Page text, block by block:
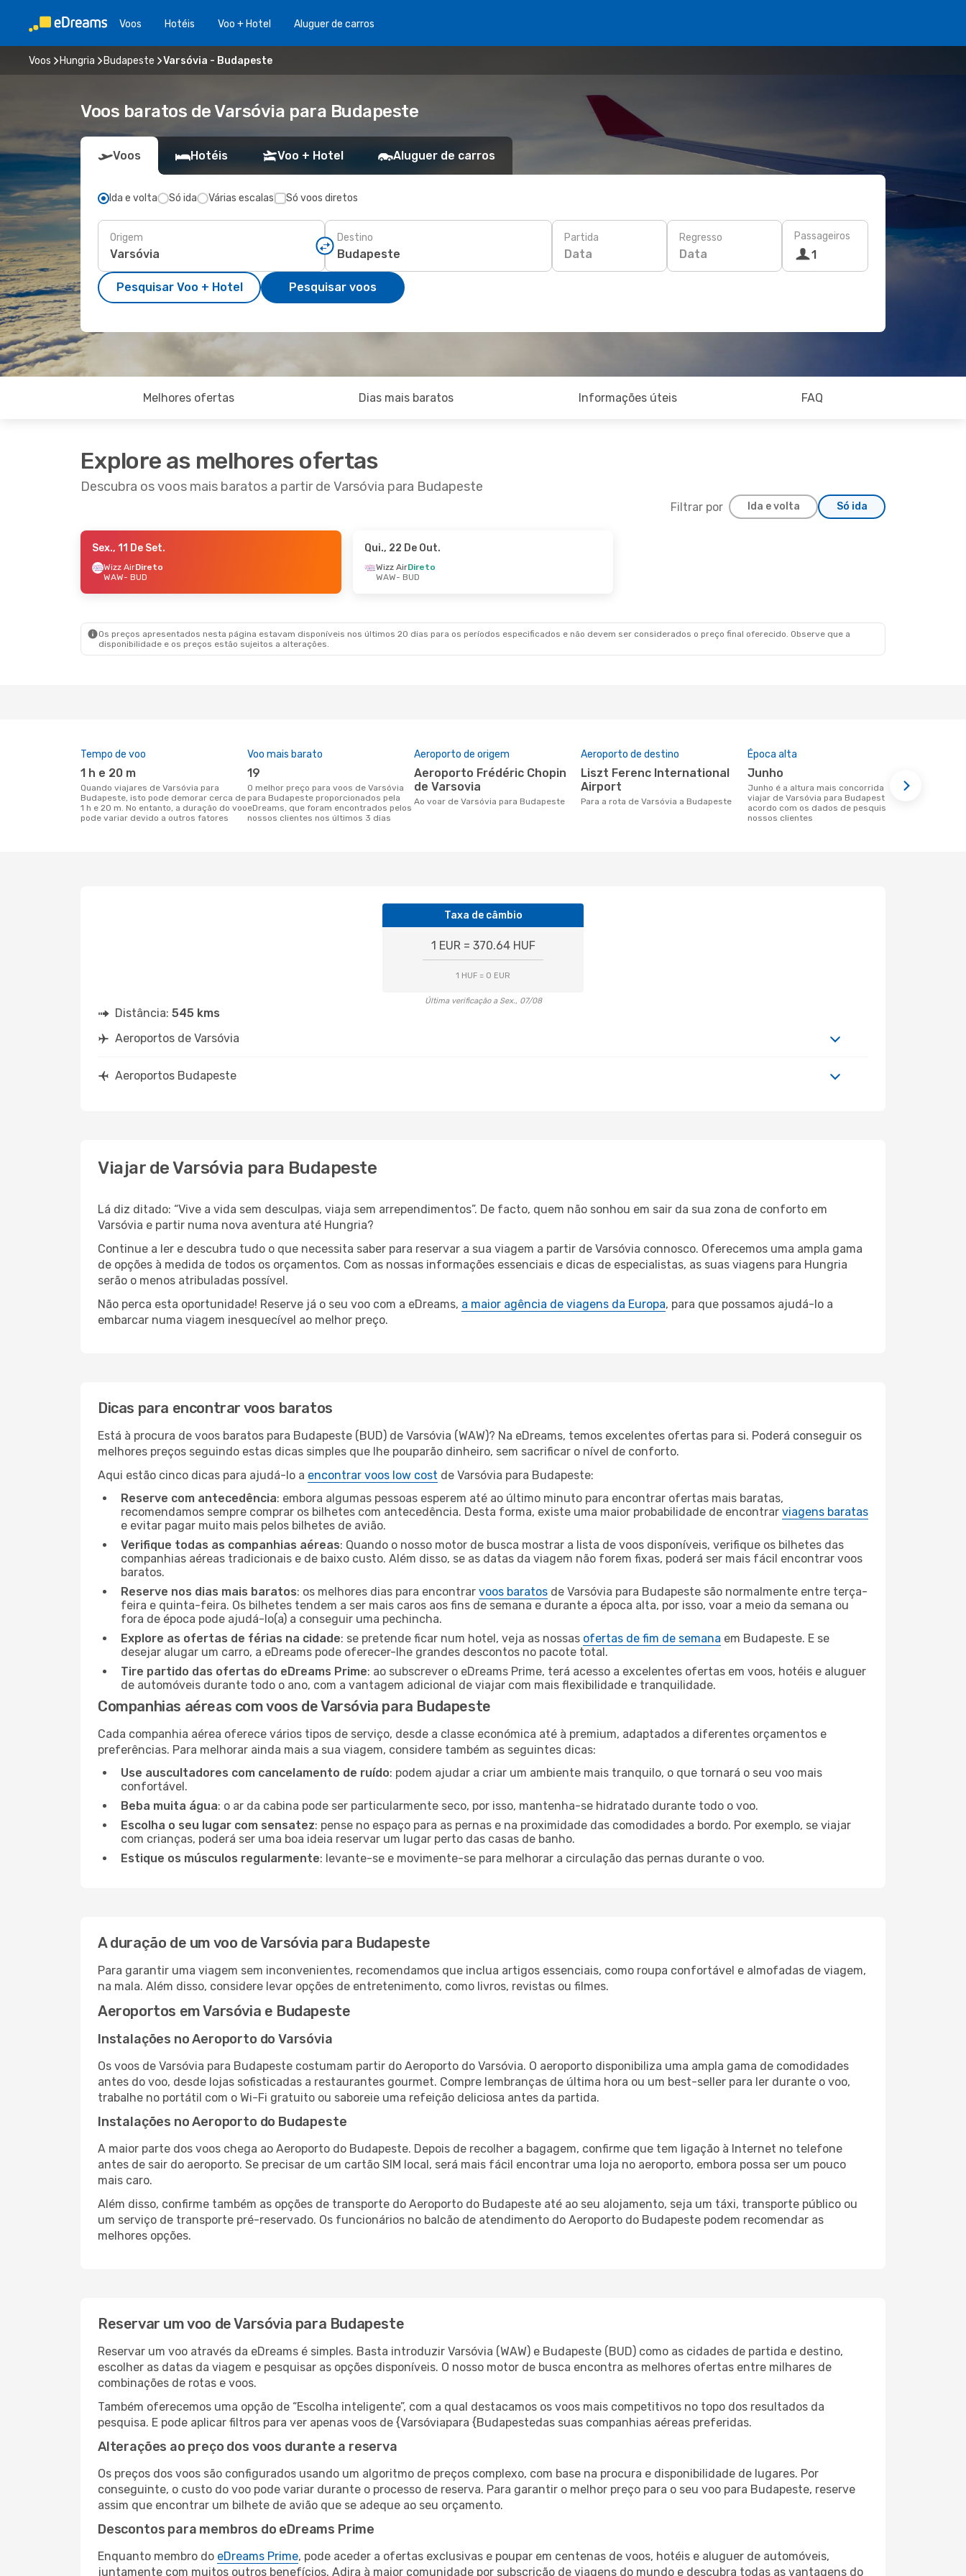
Voos Hotéis Voo + Hotel Aluguer de carros
Voos Hungria Budapeste Varsóvia - Budapeste
Voos baratos de Varsóvia para Budapeste
Voos Hotéis Voo + Hotel Aluguer de carros
Ida e volta Só ida Várias escalas Só voos diretos
Origem Destino Partida
Data
Regresso
Data
Passageiros
1
Pesquisar Voo + Hotel Pesquisar voos
Melhores ofertas Dias mais baratos Informações úteis FAQ
Explore as melhores ofertas
Descubra os voos mais baratos a partir de Varsóvia para Budapeste
Filtrar por Ida e volta Só ida
- Qua., 30 De Set.
Sex., 11 De Set.
Wizz AirDireto
WAW- BUD
Qui., 22 De Out.
Wizz AirDireto
WAW- BUD
Os preços apresentados nesta página estavam disponíveis nos últimos 20 dias para os períodos especificados e não devem ser considerados o preço final oferecido. Observe que a
disponibilidade e os preços estão sujeitos a alterações.
Tempo de voo
1 h e 20 m
Quando viajares de Varsóvia para
Budapeste, isto pode demorar cerca de
1 h e 20 m. No entanto, a duração do voo
pode variar devido a outros fatores
Voo mais barato
19
O melhor preço para voos de Varsóvia
para Budapeste proporcionados pela
eDreams, que foram encontrados pelos
nossos clientes nos últimos 3 dias
Aeroporto de origem
Aeroporto Frédéric Chopin
de Varsovia
Ao voar de Varsóvia para Budapeste
Aeroporto de destino
Liszt Ferenc International
Airport
Para a rota de Varsóvia a Budapeste
Época alta
junho
junho é a altura mais concorrida para
viajar de Varsóvia para Budapeste de
acordo com os dados de pesquisa dos
nossos clientes
Taxa de câmbio
1 EUR = 370.64 HUF
1 HUF = 0 EUR
Última verificação a Sex., 07/08
Distância: 545 kms
Aeroportos de Varsóvia
Aeroportos Budapeste
Viajar de Varsóvia para Budapeste
Lá diz ditado: “Vive a vida sem desculpas, viaja sem arrependimentos”. De facto, quem não sonhou em sair da sua zona de conforto em
Varsóvia e partir numa nova aventura até Hungria?
Continue a ler e descubra tudo o que necessita saber para reservar a sua viagem a partir de Varsóvia connosco. Oferecemos uma ampla gama
de opções à medida de todos os orçamentos. Com as nossas informações essenciais e dicas de especialistas, as suas viagens para Hungria
serão o menos atribuladas possível.
Não perca esta oportunidade! Reserve já o seu voo com a eDreams, a maior agência de viagens da Europa, para que possamos ajudá-lo a
embarcar numa viagem inesquecível ao melhor preço.
Dicas para encontrar voos baratos
Está à procura de voos baratos para Budapeste (BUD) de Varsóvia (WAW)? Na eDreams, temos excelentes ofertas para si. Poderá conseguir os
melhores preços seguindo estas dicas simples que lhe pouparão dinheiro, sem sacrificar o nível de conforto.
Aqui estão cinco dicas para ajudá-lo a encontrar voos low cost de Varsóvia para Budapeste:
Reserve com antecedência: embora algumas pessoas esperem até ao último minuto para encontrar ofertas mais baratas,
recomendamos sempre comprar os bilhetes com antecedência. Desta forma, existe uma maior probabilidade de encontrar viagens baratas
e evitar pagar muito mais pelos bilhetes de avião.
Verifique todas as companhias aéreas: Quando o nosso motor de busca mostrar a lista de voos disponíveis, verifique os bilhetes das
companhias aéreas tradicionais e de baixo custo. Além disso, se as datas da viagem não forem fixas, poderá ser mais fácil encontrar voos
baratos.
Reserve nos dias mais baratos: os melhores dias para encontrar voos baratos de Varsóvia para Budapeste são normalmente entre terça-
feira e quinta-feira. Os bilhetes tendem a ser mais caros aos fins de semana e durante a época alta, por isso, voar a meio da semana ou
fora de época pode ajudá-lo(a) a conseguir uma pechincha.
Explore as ofertas de férias na cidade: se pretende ficar num hotel, veja as nossas ofertas de fim de semana em Budapeste. E se
desejar alugar um carro, a eDreams pode oferecer-lhe grandes descontos no pacote total.
Tire partido das ofertas do eDreams Prime: ao subscrever o eDreams Prime, terá acesso a excelentes ofertas em voos, hotéis e aluguer
de automóveis durante todo o ano, com a vantagem adicional de viajar com mais flexibilidade e tranquilidade.
Companhias aéreas com voos de Varsóvia para Budapeste
Cada companhia aérea oferece vários tipos de serviço, desde a classe económica até à premium, adaptados a diferentes orçamentos e
preferências. Para melhorar ainda mais a sua viagem, considere também as seguintes dicas:
Use auscultadores com cancelamento de ruído: podem ajudar a criar um ambiente mais tranquilo, o que tornará o seu voo mais
confortável.
Beba muita água: o ar da cabina pode ser particularmente seco, por isso, mantenha-se hidratado durante todo o voo.
Escolha o seu lugar com sensatez: pense no espaço para as pernas e na proximidade das comodidades a bordo. Por exemplo, se viajar
com crianças, poderá ser uma boa ideia reservar um lugar perto das casas de banho.
Estique os músculos regularmente: levante-se e movimente-se para melhorar a circulação das pernas durante o voo.
A duração de um voo de Varsóvia para Budapeste
Para garantir uma viagem sem inconvenientes, recomendamos que inclua artigos essenciais, como roupa confortável e almofadas de viagem,
na mala. Além disso, considere levar opções de entretenimento, como livros, revistas ou filmes.
Aeroportos em Varsóvia e Budapeste
Instalações no Aeroporto do Varsóvia
Os voos de Varsóvia para Budapeste costumam partir do Aeroporto do Varsóvia. O aeroporto disponibiliza uma ampla gama de comodidades
antes do voo, desde lojas sofisticadas a restaurantes gourmet. Compre lembranças de última hora ou um best-seller para ler durante o voo,
trabalhe no portátil com o Wi-Fi gratuito ou saboreie uma refeição deliciosa antes da partida.
Instalações no Aeroporto do Budapeste
A maior parte dos voos chega ao Aeroporto do Budapeste. Depois de recolher a bagagem, confirme que tem ligação à Internet no telefone
antes de sair do aeroporto. Se precisar de um cartão SIM local, será mais fácil encontrar uma loja no aeroporto, embora possa ser um pouco
mais caro.
Além disso, confirme também as opções de transporte do Aeroporto do Budapeste até ao seu alojamento, seja um táxi, transporte público ou
um serviço de transporte pré-reservado. Os funcionários no balcão de atendimento do Aeroporto do Budapeste podem recomendar as
melhores opções.
Reservar um voo de Varsóvia para Budapeste
Reservar um voo através da eDreams é simples. Basta introduzir Varsóvia (WAW) e Budapeste (BUD) como as cidades de partida e destino,
escolher as datas da viagem e pesquisar as opções disponíveis. O nosso motor de busca encontra as melhores ofertas entre milhares de
combinações de rotas e voos.
Também oferecemos uma opção de “Escolha inteligente”, com a qual destacamos os voos mais competitivos no topo dos resultados da
pesquisa. E pode aplicar filtros para ver apenas voos de {Varsóviapara {Budapestedas suas companhias aéreas preferidas.
Alterações ao preço dos voos durante a reserva
Os preços dos voos são configurados usando um algoritmo de preços complexo, com base na procura e disponibilidade de lugares. Por
conseguinte, o custo do voo pode variar durante o processo de reserva. Para garantir o melhor preço para o seu voo para Budapeste, reserve
assim que encontrar um bilhete de avião que se adeque ao seu orçamento.
Descontos para membros do eDreams Prime
Enquanto membro do eDreams Prime, pode aceder a ofertas exclusivas e poupar em centenas de voos, hotéis e aluguer de automóveis,
juntamente com muitos outros benefícios. Adira à maior comunidade por subscrição de viagens do mundo e descubra todas as vantagens do